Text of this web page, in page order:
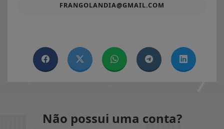
FRANGOLANDIA@GMAIL.COM
Não possui uma conta?